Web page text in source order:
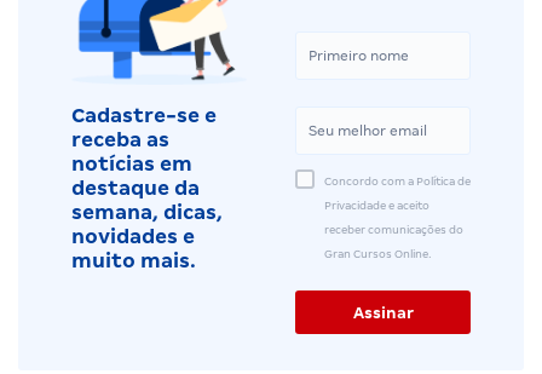
Cadastre-se e
receba as
notícias em
destaque da
semana, dicas,
novidades e
muito mais.
Concordo com a Política de
Privacidade e aceito
receber comunicações do
Gran Cursos Online.